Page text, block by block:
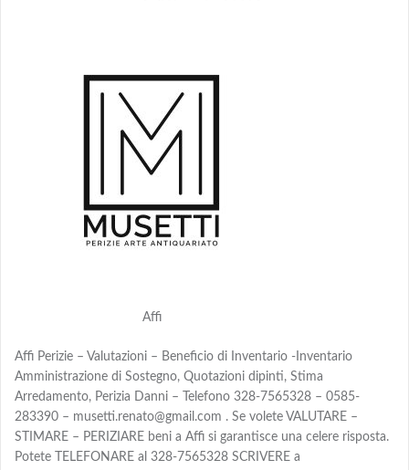
Affi
Affi Perizie – Valutazioni – Beneficio di Inventario -Inventario
Amministrazione di Sostegno, Quotazioni dipinti, Stima
Arredamento, Perizia Danni – Telefono 328-7565328 – 0585-
283390 – musetti.renato@gmail.com . Se volete VALUTARE –
STIMARE – PERIZIARE beni a Affi si garantisce una celere risposta.
Potete TELEFONARE al 328-7565328 SCRIVERE a